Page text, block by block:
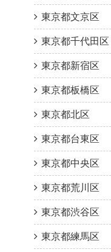
東京都文京区
東京都千代田区
東京都新宿区
東京都板橋区
東京都北区
東京都台東区
東京都中央区
東京都荒川区
東京都渋谷区
東京都練馬区